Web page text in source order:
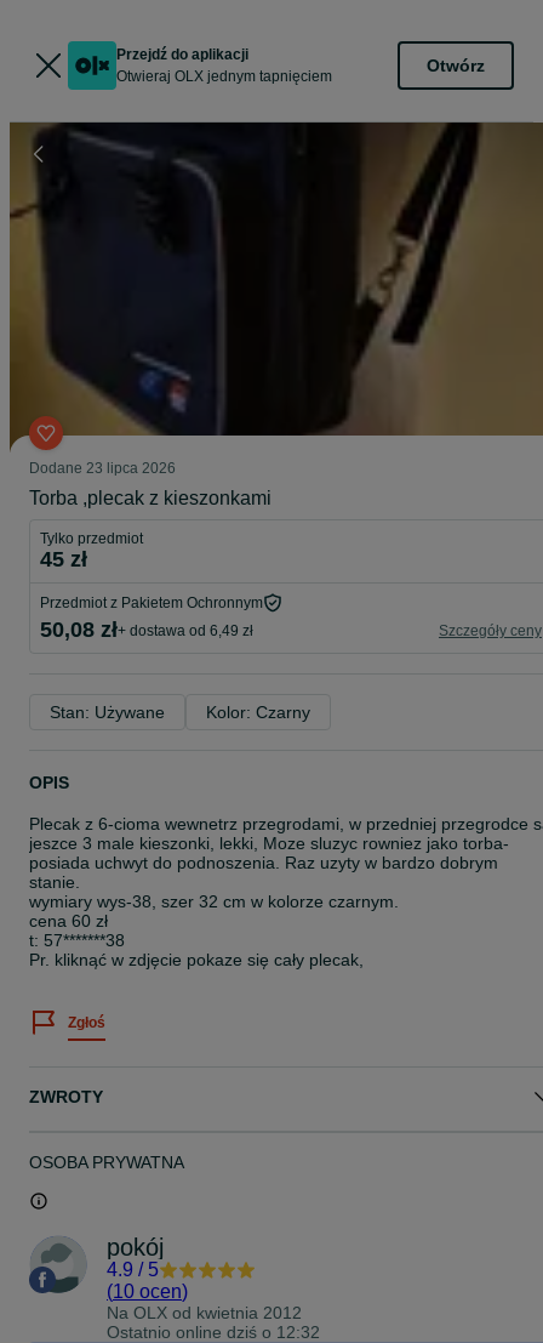
Przejdź do aplikacji
Otwieraj OLX jednym tapnięciem
Otwórz
Dodane 23 lipca 2026
Torba ,plecak z kieszonkami
Tylko przedmiot
45 zł
Przedmiot z Pakietem Ochronnym
50,08 zł+ dostawa od 6,49 zł Szczegóły ceny
Stan: Używane Kolor: Czarny
OPIS
Plecak z 6-cioma wewnetrz przegrodami, w przedniej przegrodce
jeszce 3 male kieszonki, lekki, Moze sluzyc rowniez jako torba-
posiada uchwyt do podnoszenia. Raz uzyty w bardzo dobrym
stanie.
wymiary wys-38, szer 32 cm w kolorze czarnym.
cena 60 zł
t: 57*******38
Pr. kliknąć w zdjęcie pokaze się cały plecak,
Zgłoś
ZWROTY
OSOBA PRYWATNA
pokój
4.9 / 5
(10 ocen)
Na OLX od kwietnia 2012
Ostatnio online dziś o 12:32